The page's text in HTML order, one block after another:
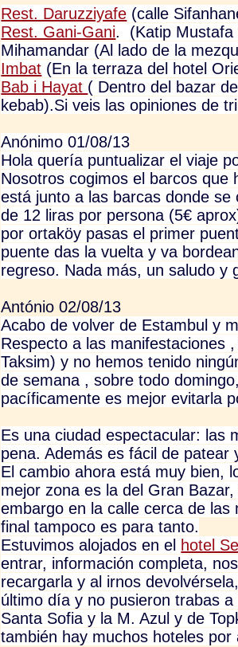
Rest. Daruzziyafe (calle
Rest. Gani-Gani. (Katip Mustafa
Mihamandar (Al lado de la
Imbat (En la terraza del hotel
Bab i Hayat ( Dentro del bazar
kebab).Si veis las opiniones de
Anónimo 01/08/13
Hola quería puntualizar el viaje
Nosotros cogimos el barcos
está junto a las barcas donde
de 12 liras por persona (5€
por ortaköy pasas el primer
puente das la vuelta y va
regreso. Nada más, un saludo y
António 02/08/13
Acabo de volver de Estambul y
Respecto a las manifestaciones
Taksim) y no hemos tenido
de semana , sobre todo
pacíficamente es mejor evitarla
Es una ciudad espectacular: las
pena. Además es fácil de
El cambio ahora está muy bien,
mejor zona es la del Gran
embargo en la calle cerca de las
final tampoco es para tanto.
Estuvimos alojados en el hotel
entrar, información completa,
recargarla y al irnos
último día y no pusieron trabas
Santa Sofia y la M. Azul y de
también hay muchos hoteles por